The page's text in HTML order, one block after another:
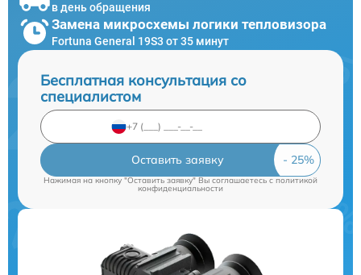
в день обращения
Замена микросхемы логики тепловизора
Fortuna General 19S3 от 35 минут
Бесплатная консультация со
специалистом
Оставить заявку
Нажимая на кнопку "Оставить заявку" Вы соглашаетесь cполитикой
конфиденциальности